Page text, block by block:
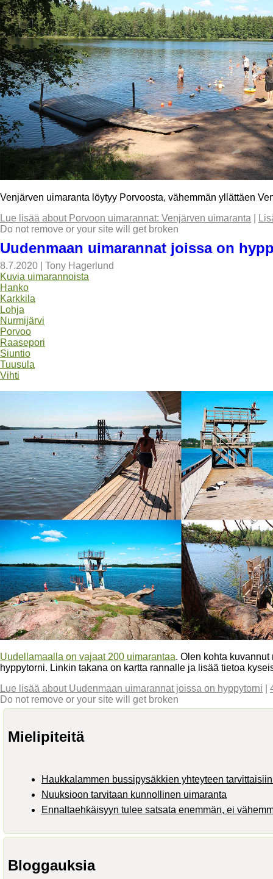
Venjärven uimaranta löytyy Porvoosta, vähemmän yllättäen
Lue lisää about Porvoon uimarannat: Venjärven uimaranta
Do not remove or your site will get broken
Uudenmaan uimarannat joissa on
8.7.2020
Tony Hagerlund
Kuvia uimarannoista
Hanko
Karkkila
Lohja
Nurmijärvi
Porvoo
Raasepori
Siuntio
Tuusula
Vihti
Uudellamaalla on vajaat 200 uimarantaa. Olen kohta
hyppytorni. Linkin takana on kartta rannalle ja lisää tietoa
Lue lisää about Uudenmaan uimarannat joissa on hyppytorni
Do not remove or your site will get broken
Mielipiteitä
Haukkalammen bussipysäkkien yhteyteen
Nuuksioon tarvitaan kunnollinen uimaranta
Ennaltaehkäisyyn tulee satsata enemmän, ei
Bloggauksia